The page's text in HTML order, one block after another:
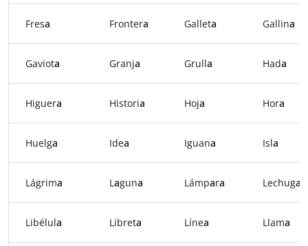
Fresa Frontera Galleta Gallina
Gaviota Granja Grulla Hada
Higuera Historia Hoja Hora
Huelga Idea Iguana Isla
Lágrima Laguna Lámpara Lechuga
Libélula Libreta Línea Llama